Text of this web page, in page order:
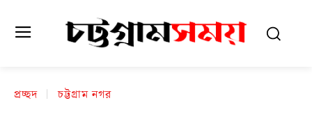
প্রচ্ছদ চট্টগ্রাম নগর